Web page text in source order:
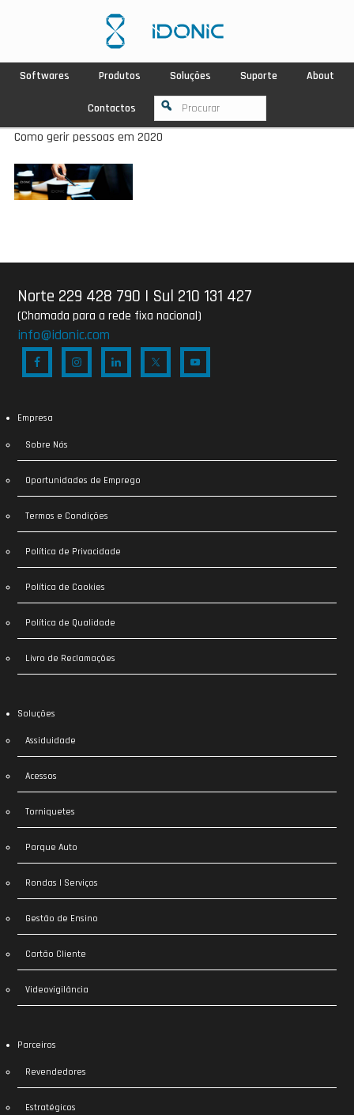
Softwares Produtos Soluções Suporte About
Contactos
Como gerir pessoas em 2020
Norte 229 428 790 | Sul 210 131 427
(Chamada para a rede fixa nacional)
info@idonic.com
Empresa
Sobre Nós
Oportunidades de Emprego
Termos e Condições
Política de Privacidade
Política de Cookies
Política de Qualidade
Livro de Reclamações
Soluções
Assiduidade
Acessos
Torniquetes
Parque Auto
Rondas | Serviços
Gestão de Ensino
Cartão Cliente
Videovigilância
Parceiros
Revendedores
Estratégicos